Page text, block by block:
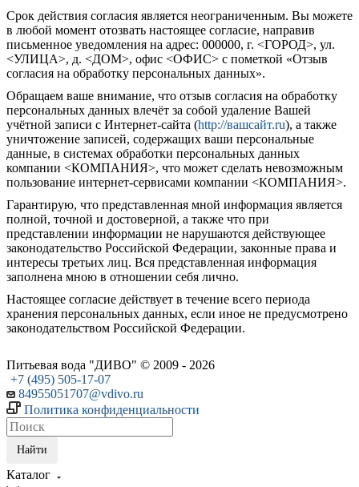
Срок действия согласия является неограниченным. Вы можете
в любой момент отозвать настоящее согласие, направив
письменное уведомления на адрес: 000000, г. <ГОРОД>, ул.
<УЛИЦА>, д. <ДОМ>, офис <ОФИС> с пометкой «Отзыв
согласия на обработку персональных данных».
Обращаем ваше внимание, что отзыв согласия на обработку
персональных данных влечёт за собой удаление Вашей
учётной записи с Интернет-сайта (http://вашсайт.ru), а также
уничтожение записей, содержащих ваши персональные
данные, в системах обработки персональных данных
компании <КОМПАНИЯ>, что может сделать невозможным
пользование интернет-сервисами компании <КОМПАНИЯ>.
Гарантирую, что представленная мной информация является
полной, точной и достоверной, а также что при
представлении информации не нарушаются действующее
законодательство Российской Федерации, законные права и
интересы третьих лиц. Вся представленная информация
заполнена мною в отношении себя лично.
Настоящее согласие действует в течение всего периода
хранения персональных данных, если иное не предусмотрено
законодательством Российской Федерации.
Питьевая вода "ДИВО" © 2009 - 2026
+7 (495) 505-17-07
84955051707@vdivo.ru
Политика конфиденциальности
Найти
Каталог